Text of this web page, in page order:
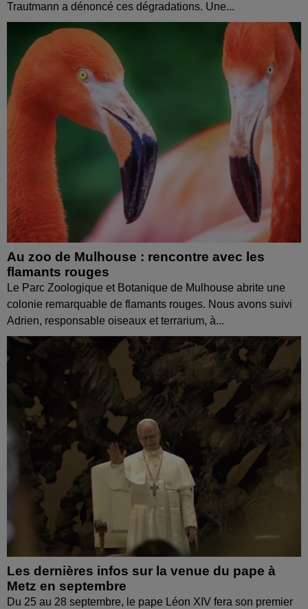
Trautmann a dénoncé ces dégradations. Une...
Au zoo de Mulhouse : rencontre avec les
flamants rouges
Le Parc Zoologique et Botanique de Mulhouse abrite une
colonie remarquable de flamants rouges. Nous avons suivi
Adrien, responsable oiseaux et terrarium, à...
Les dernières infos sur la venue du pape à
Metz en septembre
Du 25 au 28 septembre, le pape Léon XIV fera son premier